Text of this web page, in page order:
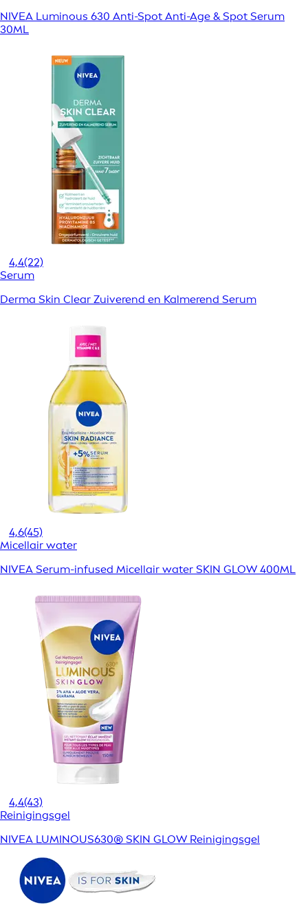
NIVEA Luminous 630 Anti-Spot Anti-Age & Spot Serum
30ML
4,4(22)
Serum
Derma Skin Clear Zuiverend en Kalmerend Serum
4,6(45)
Micellair water
NIVEA Serum-infused Micellair water SKIN GLOW 400ML
4,4(43)
Reinigingsgel
NIVEA LUMINOUS630® SKIN GLOW Reinigingsgel